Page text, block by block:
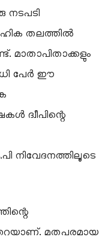
നടപടി
തലത്തിൽ
മാതാപിതാക്കളും
പേർ ഈ
ദ്വീപിന്റെ
നിവേദനത്തിലൂടെ
മതപരമായ